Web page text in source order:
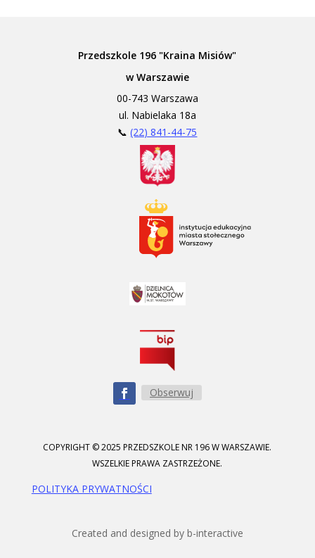
Przedszkole 196 "Kraina Misiów"
w Warszawie
00-743 Warszawa
ul. Nabielaka 18a
📞(22) 841-44-75
Obserwuj
COPYRIGHT © 2025 PRZEDSZKOLE NR 196 W WARSZAWIE.
WSZELKIE PRAWA ZASTRZEŻONE.
POLITYKA PRYWATNOŚCI
Created and designed by b-interactive